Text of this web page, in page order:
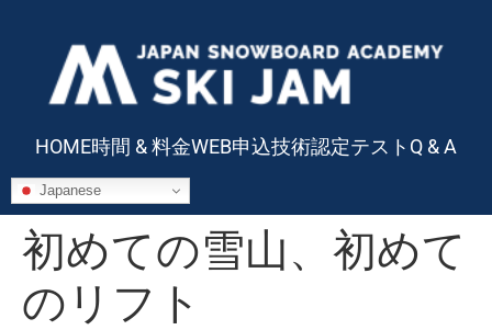
HOME時間 & 料金WEB申込技術認定テスト Q & A
Japanese
初めての雪山、初めて
のリフト